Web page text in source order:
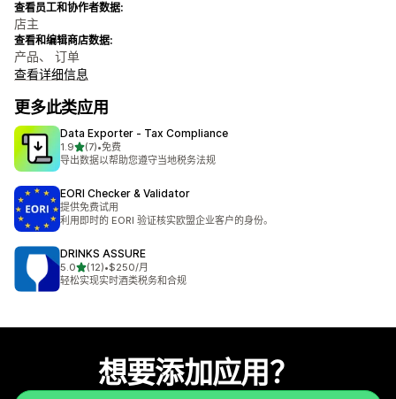
查看员工和协作者数据:
店主
查看和编辑商店数据:
产品、 订单
查看详细信息
更多此类应用
Data Exporter ‑ Tax Compliance
1.9星（满分 5 星）
(7)
总共 7 条评论
•免费
导出数据以帮助您遵守当地税务法规
EORI Checker & Validator
提供免费试用
利用即时的 EORI 验证核实欧盟企业客户的身份。
DRINKS ASSURE
5.0星（满分 5 星）
(12)
总共 12 条评论
•$250/月
轻松实现实时酒类税务和合规
想要添加应用？